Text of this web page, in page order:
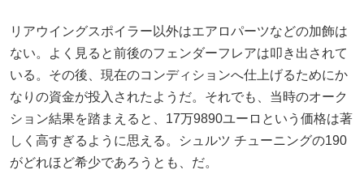
リアウイングスポイラー以外はエアロパーツなどの加飾は
ない。よく見ると前後のフェンダーフレアは叩き出されて
いる。その後、現在のコンディションへ仕上げるためにか
なりの資金が投入されたようだ。それでも、当時のオーク
ション結果を踏まえると、17万9890ユーロという価格は著
しく高すぎるように思える。シュルツ チューニングの190
がどれほど希少であろうとも、だ。